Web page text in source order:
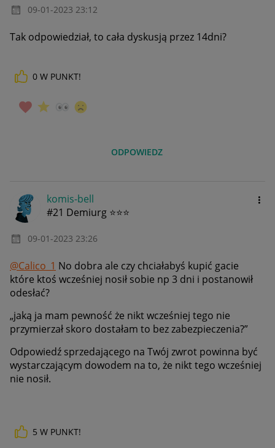
‎09-01-2023 23:12
Tak odpowiedział, to cała dyskusją przez 14dni?
0 W PUNKT!
ODPOWIEDZ
komis-bell
#21 Demiurg ⭐⭐⭐
‎09-01-2023 23:26
@Calico_1 No dobra ale czy chciałabyś kupić gacie
które ktoś wcześniej nosił sobie np 3 dni i postanowił
odesłać?
„jaką ja mam pewność że nikt wcześniej tego nie
przymierzał skoro dostałam to bez zabezpieczenia?”
Odpowiedź sprzedającego na Twój zwrot powinna być
wystarczającym dowodem na to, że nikt tego wcześniej
nie nosił.
5 W PUNKT!